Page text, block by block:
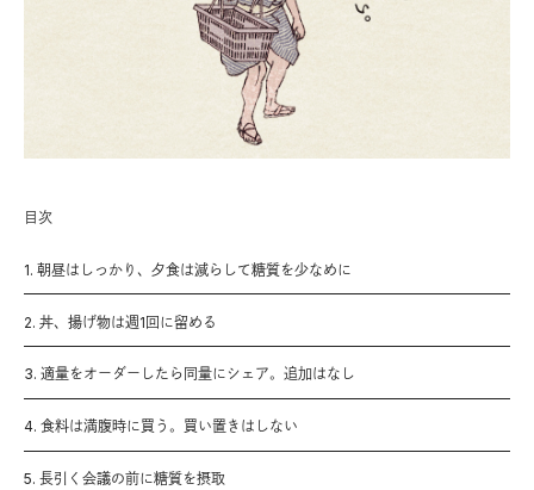
目次
1. 朝昼はしっかり、夕食は減らして糖質を少なめに
2. 丼、揚げ物は週1回に留める
3. 適量をオーダーしたら同量にシェア。追加はなし
4. 食料は満腹時に買う。買い置きはしない
5. 長引く会議の前に糖質を摂取